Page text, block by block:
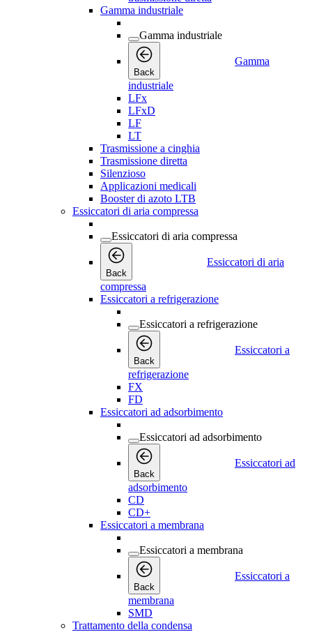
Gamma industriale
Gamma industriale
Back
Gamma
industriale
LFx
LFxD
LF
LT
Trasmissione a cinghia
Trasmissione diretta
Silenzioso
Applicazioni medicali
Booster di azoto LTB
Essiccatori di aria compressa
Essiccatori di aria compressa
Back
Essiccatori di aria
compressa
Essiccatori a refrigerazione
Essiccatori a refrigerazione
Back
Essiccatori a
refrigerazione
FX
FD
Essiccatori ad adsorbimento
Essiccatori ad adsorbimento
Back
Essiccatori ad
adsorbimento
CD
CD+
Essiccatori a membrana
Essiccatori a membrana
Back
Essiccatori a
membrana
SMD
Trattamento della condensa